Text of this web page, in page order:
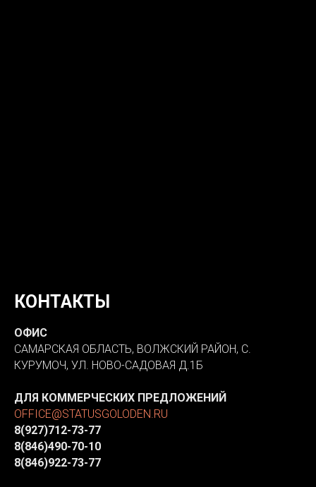
КОНТАКТЫ
ОФИС
САМАРСКАЯ ОБЛАСТЬ, ВОЛЖСКИЙ РАЙОН, С.
КУРУМОЧ, УЛ. НОВО-САДОВАЯ Д.1Б
ДЛЯ КОММЕРЧЕСКИХ ПРЕДЛОЖЕНИЙ
OFFICE@STATUSGOLODEN.RU
8(927)712-73-77
8(846)490-70-10
8(846)922-73-77